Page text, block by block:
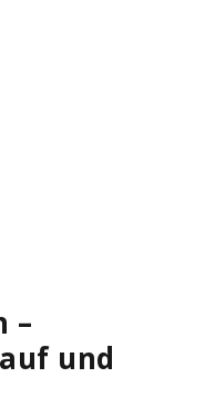
–
und